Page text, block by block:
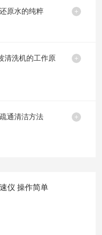
原水的纯粹
清洗机的工作原
通清洁方法